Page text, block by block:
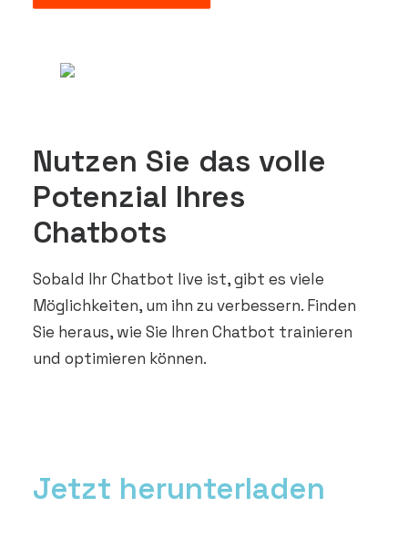
Nutzen Sie das volle
Potenzial Ihres
Chatbots
Sobald Ihr Chatbot live ist, gibt es viele
Möglichkeiten, um ihn zu verbessern. Finden
Sie heraus, wie Sie Ihren Chatbot trainieren
und optimieren können.
Jetzt herunterladen